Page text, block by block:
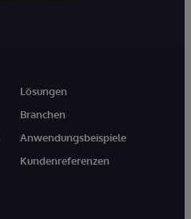
Lösungen
Branchen
Anwendungsbeispiele
Kundenreferenzen